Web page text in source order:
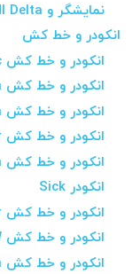
نمایشگر و HMI Delta
انکودر و خط کش
انکودر و خط کش Trelectronic
انکودر و خط کش Tamagawa
انکودر و خط کش Eltra
انکودر و خط کش Hohner
انکودر و خط کش Heidenhain
انکودر Sick
انکودر و خط کش Baumer
انکودر و خط کش SEW
انکودر و خط کش Omron